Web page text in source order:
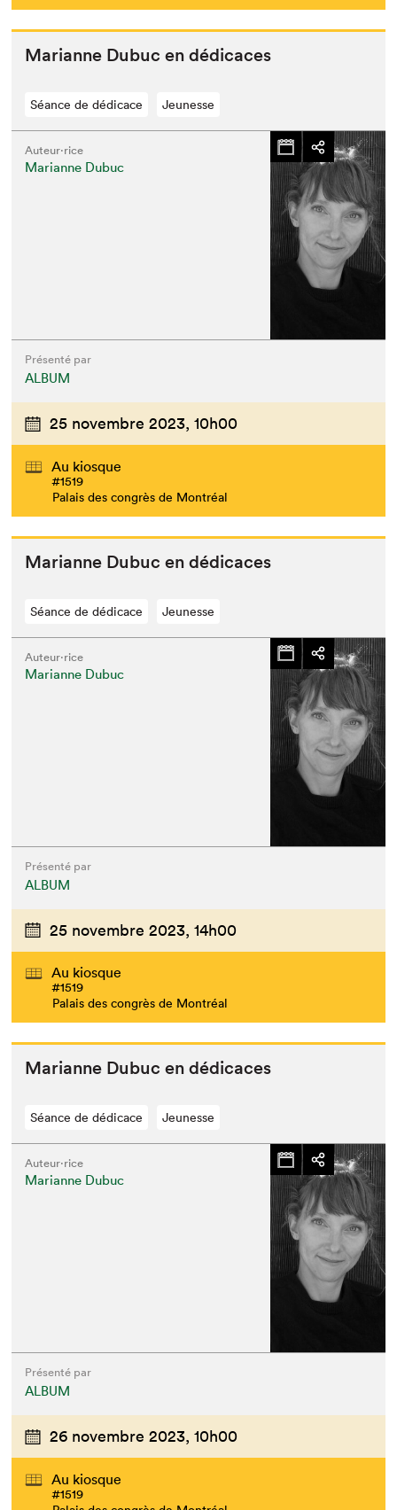
Mar­i­anne Dubuc en dédicaces
Séance de dédicace Jeunesse
Auteur·rice
Marianne Dubuc
Présenté par
ALBUM
25 novembre 2023, 10h00
Au kiosque
#1519
Palais des congrès de Montréal
Mar­i­anne Dubuc en dédicaces
Séance de dédicace Jeunesse
Auteur·rice
Marianne Dubuc
Présenté par
ALBUM
25 novembre 2023, 14h00
Au kiosque
#1519
Palais des congrès de Montréal
Mar­i­anne Dubuc en dédicaces
Séance de dédicace Jeunesse
Auteur·rice
Marianne Dubuc
Présenté par
ALBUM
26 novembre 2023, 10h00
Au kiosque
#1519